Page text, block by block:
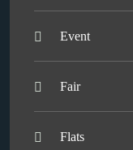
Event
Fair
Flats